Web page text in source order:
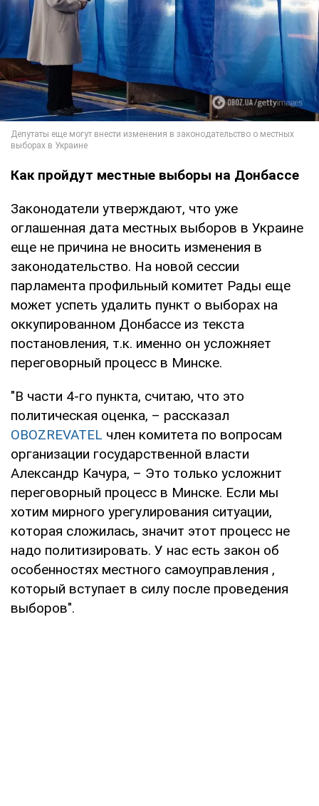
Как пройдут местные выборы на Донбассе
Законодатели утверждают, что уже
оглашенная дата местных выборов в Украине
еще не причина не вносить изменения в
законодательство. На новой сессии
парламента профильный комитет Рады еще
может успеть удалить пункт о выборах на
оккупированном Донбассе из текста
постановления, т.к. именно он усложняет
переговорный процесс в Минске.
"В части 4-го пункта, считаю, что это
политическая оценка, – рассказал
OBOZREVATEL член комитета по вопросам
организации государственной власти
Александр Качура, – Это только усложнит
переговорный процесс в Минске. Если мы
хотим мирного урегулирования ситуации,
которая сложилась, значит этот процесс не
надо политизировать. У нас есть закон об
особенностях местного самоуправления ,
который вступает в силу после проведения
выборов".